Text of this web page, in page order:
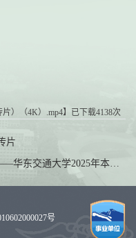
）（4K）.mp4】已下载4138次
片
通大学2025年本科招生宣传片
号